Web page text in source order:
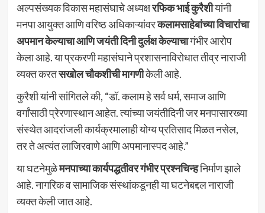
अल्पसंख्यक विकास महासंघाचे अध्यक्षरफिक भाई कुरैशीयांनी
मनपा आयुक्त आणि वरिष्ठ अधिकाऱ्यांवरकलामसाहेबांच्या विचारांचा
अपमान केल्याचा आणि जयंती दिनी दुर्लक्ष केल्याचागंभीर आरोप
केला आहे. या प्रकरणी महासंघाने प्रशासनाविरोधात तीव्र नाराजी
व्यक्त करतसखोल चौकशीची मागणीकेली आहे.
कुरैशी यांनी सांगितले की, “डॉ. कलाम हे सर्व धर्म, समाज आणि
वर्गांसाठी प्रेरणास्थान आहेत. त्यांच्या जयंतीदिनी जर मनपासारख्या
संस्थेत आदरांजली कार्यक्रमालाही योग्य प्रतिसाद मिळत नसेल,
तर ते अत्यंत लाजिरवाणे आणि अपमानास्पद आहे.”
या घटनेमुळेमनपाच्या कार्यपद्धतीवर गंभीर प्रश्नचिन्हनिर्माण झाले
आहे. नागरिक व सामाजिक संस्थांकडूनही या घटनेबद्दल नाराजी
व्यक्त केली जात आहे.